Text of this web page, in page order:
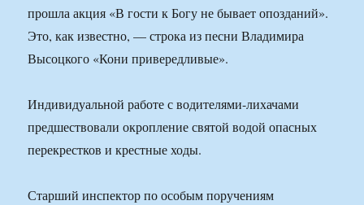
прошла акция «В гости к Богу не бывает опозданий».
Это, как известно, — строка из песни Владимира
Высоцкого «Кони привередливые».
Индивидуальной работе с водителями-лихачами
предшествовали окропление святой водой опасных
перекрестков и крестные ходы.
Старший инспектор по особым поручениям